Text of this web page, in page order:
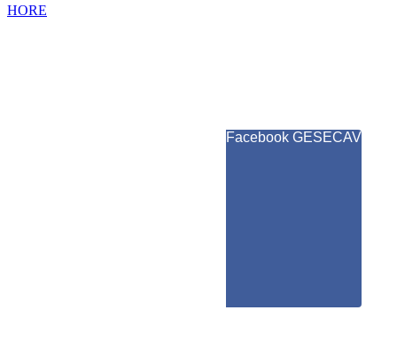
HORE
Facebook GESECAV